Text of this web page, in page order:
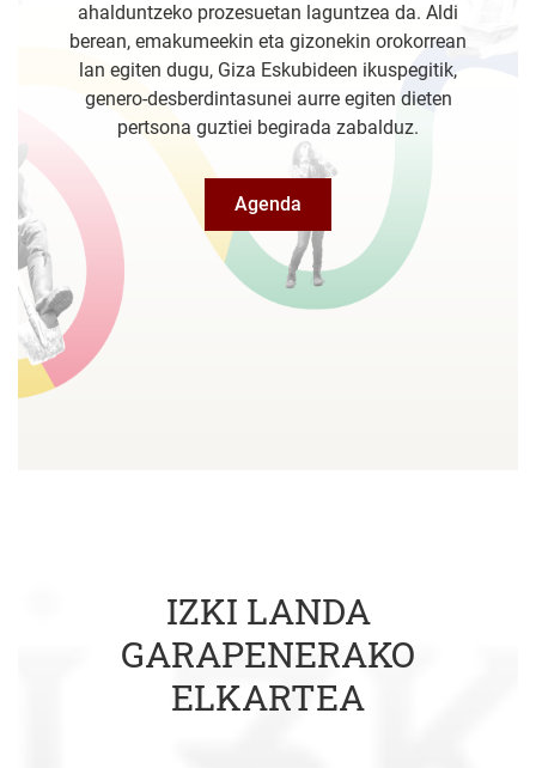
ahalduntzeko prozesuetan laguntzea da. Aldi
berean, emakumeekin eta gizonekin orokorrean
lan egiten dugu, Giza Eskubideen ikuspegitik,
genero-desberdintasunei aurre egiten dieten
pertsona guztiei begirada zabalduz.
Agenda
IZKI LANDA
GARAPENERAKO
ELKARTEA